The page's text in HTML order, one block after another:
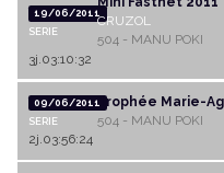
19/06/2011
SERIE
CRUZOL
504 - MANU POKI
3j.03:10:32
09/06/2011
SERIE
Trophée Marie-
504 - MANU POKI
2j.03:56:24